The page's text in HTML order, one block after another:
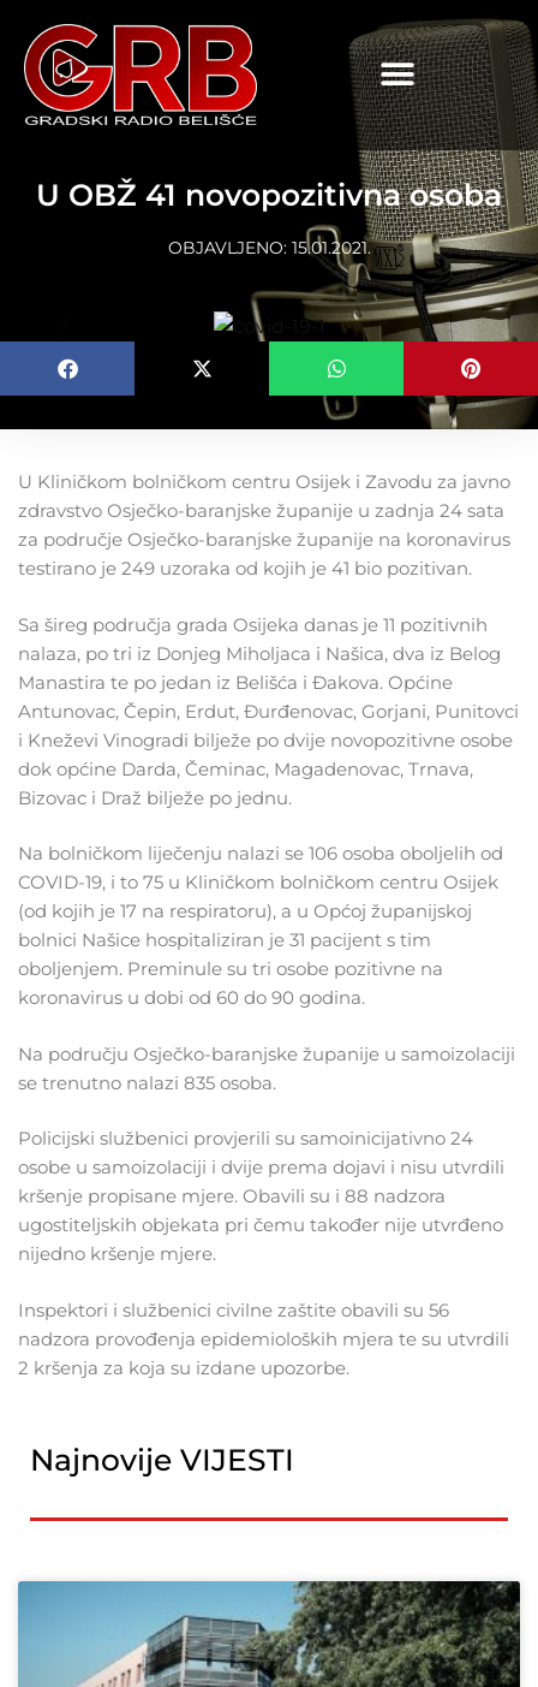
U OBŽ 41 novopozitivna osoba
OBJAVLJENO: 15.01.2021.
U Kliničkom bolničkom centru Osijek i Zavodu za javno
zdravstvo Osječko-baranjske županije u zadnja 24 sata
za područje Osječko-baranjske županije na koronavirus
testirano je 249 uzoraka od kojih je 41 bio pozitivan.
Sa šireg područja grada Osijeka danas je 11 pozitivnih
nalaza, po tri iz Donjeg Miholjaca i Našica, dva iz Belog
Manastira te po jedan iz Belišća i Đakova. Općine
Antunovac, Čepin, Erdut, Đurđenovac, Gorjani, Punitovci
i Kneževi Vinogradi bilježe po dvije novopozitivne osobe
dok općine Darda, Čeminac, Magadenovac, Trnava,
Bizovac i Draž bilježe po jednu.
Na bolničkom liječenju nalazi se 106 osoba oboljelih od
COVID-19, i to 75 u Kliničkom bolničkom centru Osijek
(od kojih je 17 na respiratoru), a u Općoj županijskoj
bolnici Našice hospitaliziran je 31 pacijent s tim
oboljenjem. Preminule su tri osobe pozitivne na
koronavirus u dobi od 60 do 90 godina.
Na području Osječko-baranjske županije u samoizolaciji
se trenutno nalazi 835 osoba.
Policijski službenici provjerili su samoinicijativno 24
osobe u samoizolaciji i dvije prema dojavi i nisu utvrdili
kršenje propisane mjere. Obavili su i 88 nadzora
ugostiteljskih objekata pri čemu također nije utvrđeno
nijedno kršenje mjere.
Inspektori i službenici civilne zaštite obavili su 56
nadzora provođenja epidemioloških mjera te su utvrdili
2 kršenja za koja su izdane upozorbe.
Najnovije VIJESTI